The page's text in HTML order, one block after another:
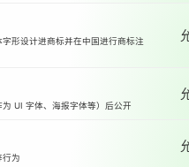
形设计进商标并在中国进行商标注
UI 字体、海报字体等）后公开
行为